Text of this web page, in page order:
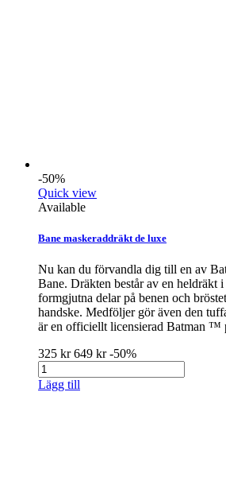
-50%
Quick view
Available
Bane maskeraddräkt de luxe
Nu kan du förvandla dig till en av
Bane. Dräkten består av en heldräkt
formgjutna delar på benen och
handske. Medföljer gör även den
är en officiellt licensierad Batman ™
325 kr649 kr-50%
Lägg till